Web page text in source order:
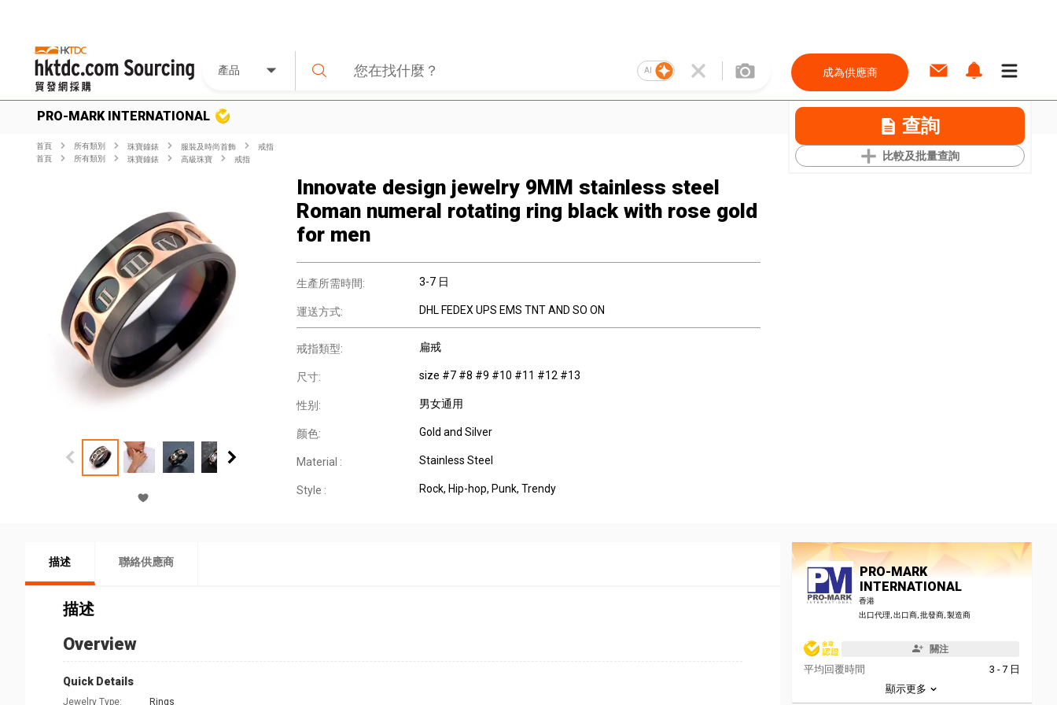
產品 AI 成為供應商
PRO-MARK INTERNATIONAL 查詢
比較及批量查詢
首頁 所有類別 珠寶鐘錶 服裝及時尚首飾
戒指
首頁
所有類別 珠寶鐘錶 高級珠寶 戒指
Innovate design jewelry 9MM stainless steel
Roman numeral rotating ring black with rose gold
for men
生產所需時間: 3-7 日
運送方式: DHL FEDEX UPS EMS TNT AND SO ON
戒指類型: 扁戒
尺寸: size #7 #8 #9 #10 #11 #12 #13
性别: 男女通用
颜色: Gold and Silver
Material : Stainless Steel
Style : Rock, Hip-hop, Punk, Trendy
描述 聯絡供應商
描述
Overview
Quick Details
Jewelry Type:
Rings
PRO-MARK
INTERNATIONAL
香港
出口代理, 出口商, 批發商, 製造商
關注
平均回覆時間
3 - 7 日
顯示更多